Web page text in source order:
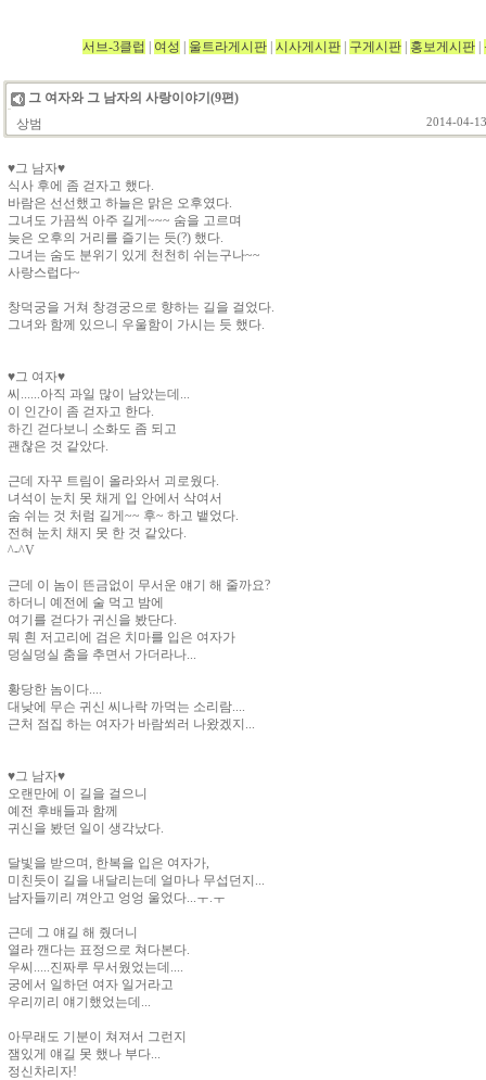
서브-3클럽 여성 울트라게시판 시사게시판 구게시판 홍보게시판
그 여자와 그 남자의 사랑이야기(9편)
상범
2014-04-
♥그 남자♥
식사 후에 좀 걷자고 했다.
바람은 선선했고 하늘은 맑은 오후였다.
그녀도 가끔씩 아주 길게~~~ 숨을 고르며
늦은 오후의 거리를 즐기는 듯(?) 했다.
그녀는 숨도 분위기 있게 천천히 쉬는구나~~
사랑스럽다~
창덕궁을 거쳐 창경궁으로 향하는 길을 걸었다.
그녀와 함께 있으니 우울함이 가시는 듯 했다.
♥그 여자♥
씨......아직 과일 많이 남았는데...
이 인간이 좀 걷자고 한다.
하긴 걷다보니 소화도 좀 되고
괜찮은 것 같았다.
근데 자꾸 트림이 올라와서 괴로웠다.
녀석이 눈치 못 채게 입 안에서 삭여서
숨 쉬는 것 처럼 길게~~ 후~ 하고 뱉었다.
전혀 눈치 채지 못 한 것 같았다.
^-^V
근데 이 놈이 뜬금없이 무서운 얘기 해 줄까요?
하더니 예전에 술 먹고 밤에
여기를 걷다가 귀신을 봤단다.
뭐 흰 저고리에 검은 치마를 입은 여자가
덩실덩실 춤을 추면서 가더라나...
황당한 놈이다....
대낮에 무슨 귀신 씨나락 까먹는 소리람....
근처 점집 하는 여자가 바람쐬러 나왔겠지...
♥그 남자♥
오랜만에 이 길을 걸으니
예전 후배들과 함께
귀신을 봤던 일이 생각났다.
달빛을 받으며, 한복을 입은 여자가,
미친듯이 길을 내달리는데 얼마나 무섭던지...
남자들끼리 껴안고 엉엉 울었다...ㅜ.ㅜ
근데 그 얘길 해 줬더니
열라 깬다는 표정으로 쳐다본다.
우씨.....진짜루 무서웠었는데....
궁에서 일하던 여자 일거라고
우리끼리 얘기했었는데...
아무래도 기분이 쳐져서 그런지
잼있게 얘길 못 했나 부다...
정신차리자!